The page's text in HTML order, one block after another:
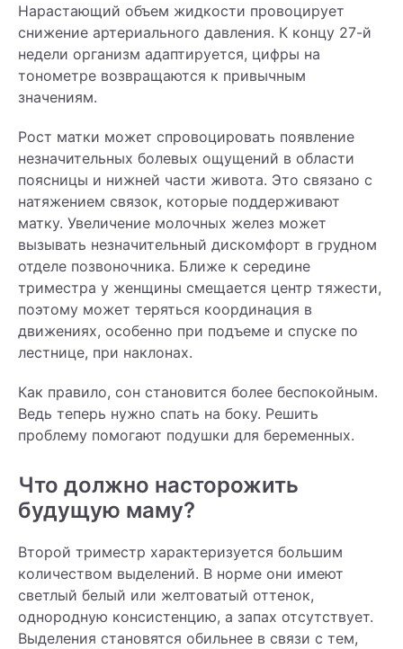
Нарастающий объем жидкости провоцирует
снижение артериального давления. К концу 27-й
недели организм адаптируется, цифры на
тонометре возвращаются к привычным
значениям.
Рост матки может спровоцировать появление
незначительных болевых ощущений в области
поясницы и нижней части живота. Это связано с
натяжением связок, которые поддерживают
матку. Увеличение молочных желез может
вызывать незначительный дискомфорт в грудном
отделе позвоночника. Ближе к середине
триместра у женщины смещается центр тяжести,
поэтому может теряться координация в
движениях, особенно при подъеме и спуске по
лестнице, при наклонах.
Как правило, сон становится более беспокойным.
Ведь теперь нужно спать на боку. Решить
проблему помогают подушки для беременных.
Что должно насторожить
будущую маму?
Второй триместр характеризуется большим
количеством выделений. В норме они имеют
светлый белый или желтоватый оттенок,
однородную консистенцию, а запах отсутствует.
Выделения становятся обильнее в связи с тем,